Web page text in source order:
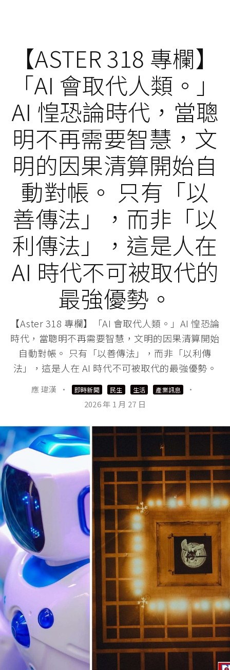
【ASTER 318 專欄】
「AI 會取代人類。」
AI 惶恐論時代，當聰
明不再需要智慧，文
明的因果清算開始自
動對帳。 只有「以
善傳法」，而非「以
利傳法」，這是人在
AI 時代不可被取代的
最強優勢。
【Aster 318 專欄】「AI 會取代人類。」AI 惶恐論
時代，當聰明不再需要智慧，文明的因果清算開始
自動對帳。 只有「以善傳法」，而非「以利傳
法」，這是人在 AI 時代不可被取代的最強優勢。
應 瑋漢 · 即時新聞 民生 生活 產業訊息
·
2026 年 1 月 27 日